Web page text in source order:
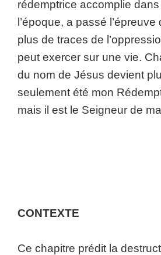
rédemptrice accomplie
l’époque, a passé l’épreuve
plus de traces de
peut exercer sur une vie.
du nom de Jésus devient
seulement été mon
mais il est le Seigneur de
CONTEXTE
Ce chapitre prédit la